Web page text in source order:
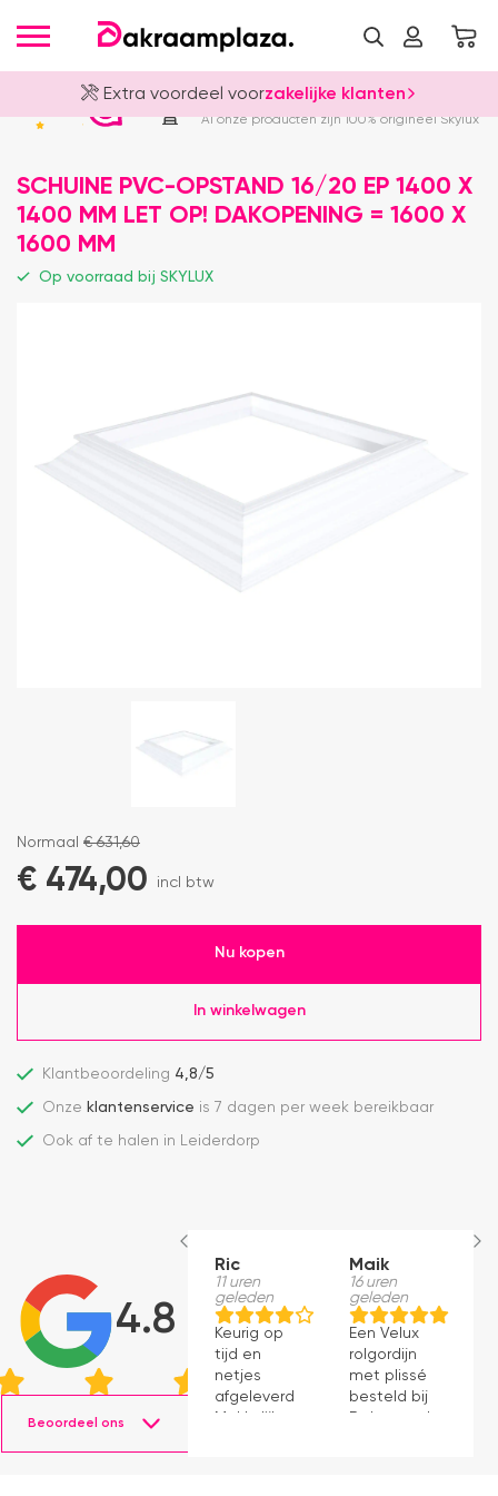
Extra voordeel voorzakelijke klanten
Officieel Skylux Dealer
Al onze producten zijn 100% origineel Skylux
SCHUINE PVC-OPSTAND 16/20 EP 1400 X
1400 MM LET OP! DAKOPENING = 1600 X
1600 MM
Op voorraad bij SKYLUX
Normaal €631,60
€ 474,00 incl btw
Nu kopen
In winkelwagen
Klantbeoordeling 4,8/5
Onze klantenservice is 7 dagen per week bereikbaar
Ook af te halen in Leiderdorp
4.8
Beoordeel ons
Ric
11 uren
geleden
Keurig op
tijd en
netjes
afgeleverd.
Makkelijk
Maik
16 uren
geleden
Een Velux
rolgordijn
met plissé
besteld bij
Dakraamplaza.